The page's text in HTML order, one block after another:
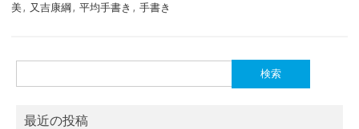
美
又吉康綱 平均手書き 手書き
索:
最近の投稿